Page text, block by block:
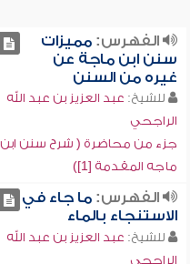
الفهرس:مميزات
سنن ابن ماجة عن
غيره من السنن
للشيخ: عبد العزيز بن عبد الله
الراجحي
جزء من محاضرة ( شرح سنن ابن
ماجه المقدمة [1])
الفهرس:ما جاء في
الاستنجاء بالماء
للشيخ: عبد العزيز بن عبد الله
الراجحي